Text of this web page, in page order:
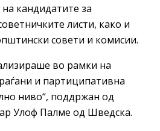
кандидатите за
листи, како и
совети и комисии.
во рамки на
и партиципативна
ниво“, поддржан од
Улоф Палме од Шведска.